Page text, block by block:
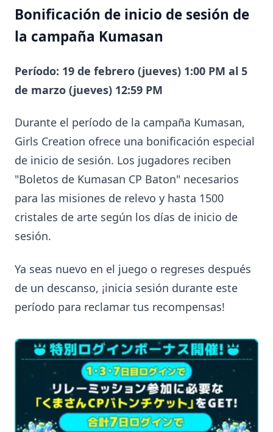
Bonificación de inicio de sesión de
la campaña Kumasan
Período: 19 de febrero (jueves) 1:00 PM al 5
de marzo (jueves) 12:59 PM
Durante el período de la campaña Kumasan,
Girls Creation ofrece una bonificación especial
de inicio de sesión. Los jugadores reciben
"Boletos de Kumasan CP Baton" necesarios
para las misiones de relevo y hasta 1500
cristales de arte según los días de inicio de
sesión.
Ya seas nuevo en el juego o regreses después
de un descanso, ¡inicia sesión durante este
período para reclamar tus recompensas!